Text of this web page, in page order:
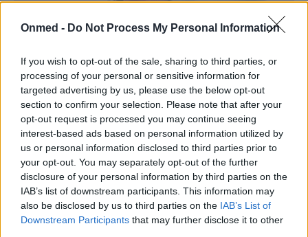
Onmed - Do Not Process My Personal Information
If you wish to opt-out of the sale, sharing to third parties, or
processing of your personal or sensitive information for
targeted advertising by us, please use the below opt-out
section to confirm your selection. Please note that after your
opt-out request is processed you may continue seeing
interest-based ads based on personal information utilized by
us or personal information disclosed to third parties prior to
your opt-out. You may separately opt-out of the further
disclosure of your personal information by third parties on the
IAB’s list of downstream participants. This information may
also be disclosed by us to third parties on the IAB’s List of
Downstream Participants that may further disclose it to other
βιταμινών που αναπτύσσουν οι
πάσχοντες (εικόνες)
Οι επιπτώσεις της νόσου του Crohn στο έντερο και σε
κάποιες περιπτώσεις η χειρουργική επέμβαση και η
φαρμακευτική αγωγή για…